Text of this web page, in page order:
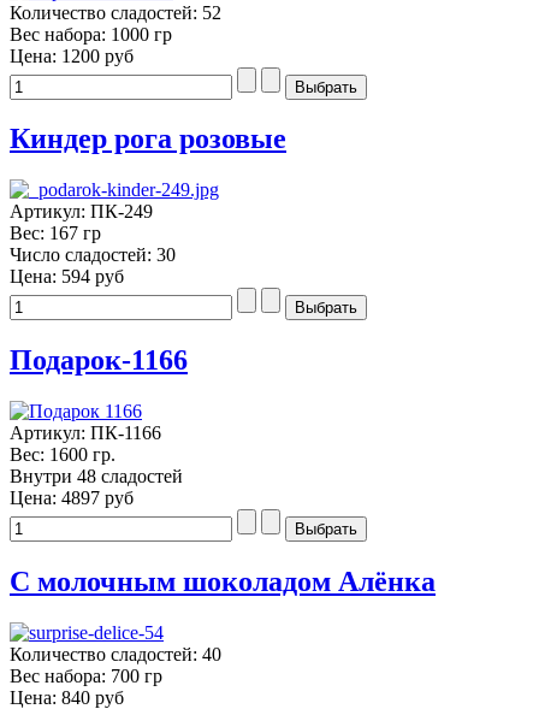
Количество сладостей: 52
Вес набора: 1000 гр
Цена: 1200 руб
Киндер рога розовые
Артикул: ПК-249
Вес: 167 гр
Число сладостей: 30
Цена: 594 руб
Подарок-1166
Артикул: ПК-1166
Вес: 1600 гр.
Внутри 48 сладостей
Цена: 4897 руб
С молочным шоколадом Алёнка
Количество сладостей: 40
Вес набора: 700 гр
Цена: 840 руб